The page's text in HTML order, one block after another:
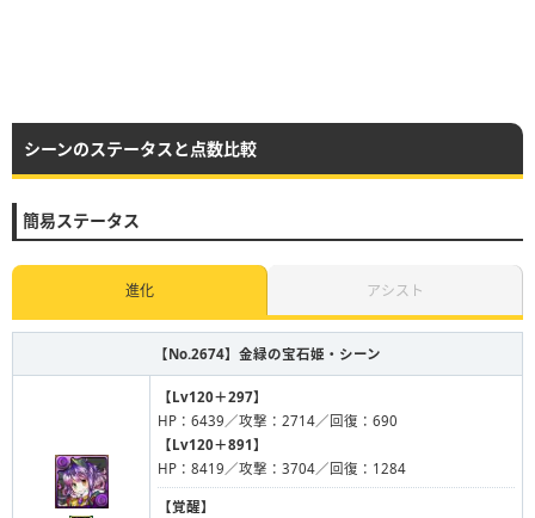
シーンのステータスと点数比較
簡易ステータス
進化 アシスト
【No.2674】 金緑の宝石姫・シーン
【Lv120＋297】
HP：6439／攻撃：2714／回復：690
【Lv120＋891】
HP：8419／攻撃：3704／回復：1284
【覚醒】